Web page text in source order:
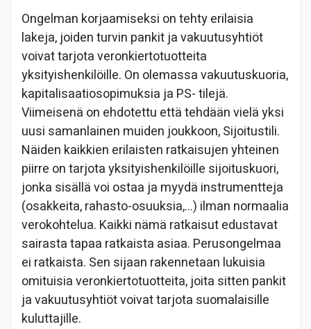
Ongelman korjaamiseksi on tehty erilaisia
lakeja, joiden turvin pankit ja vakuutusyhtiöt
voivat tarjota veronkiertotuotteita
yksityishenkilöille. On olemassa vakuutuskuoria,
kapitalisaatiosopimuksia ja PS- tilejä.
Viimeisenä on ehdotettu että tehdään vielä yksi
uusi samanlainen muiden joukkoon, Sijoitustili.
Näiden kaikkien erilaisten ratkaisujen yhteinen
piirre on tarjota yksityishenkilöille sijoituskuori,
jonka sisällä voi ostaa ja myydä instrumentteja
(osakkeita, rahasto-osuuksia,…) ilman normaalia
verokohtelua. Kaikki nämä ratkaisut edustavat
sairasta tapaa ratkaista asiaa. Perusongelmaa
ei ratkaista. Sen sijaan rakennetaan lukuisia
omituisia veronkiertotuotteita, joita sitten pankit
ja vakuutusyhtiöt voivat tarjota suomalaisille
kuluttajille.